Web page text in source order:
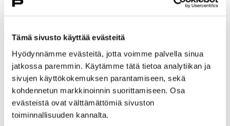
Tämä sivusto käyttää evästeitä
Hyödynnämme evästeitä, jotta voimme palvella sinua
jatkossa paremmin. Käytämme tätä tietoa analytiikan ja
sivujen käyttökokemuksen parantamiseen, sekä
kohdennetun markkinoinnin suorittamiseen. Osa
evästeistä ovat välttämättömiä sivuston
toiminnallisuuden kannalta.
Mahtavia pulkkamäkiä Yyterissä riittää jatkossakin niin